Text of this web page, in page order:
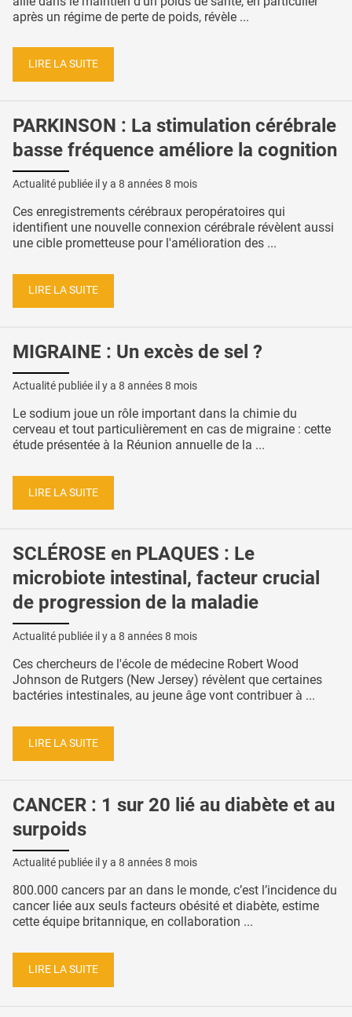
après un régime de perte de poids, révèle ...
LIRE LA SUITE
PARKINSON : La stimulation cérébrale
basse fréquence améliore la cognition
Actualité publiée il y a 8 années 8 mois
Ces enregistrements cérébraux peropératoires qui
identifient une nouvelle connexion cérébrale révèlent aussi
une cible prometteuse pour l'amélioration des ...
LIRE LA SUITE
MIGRAINE : Un excès de sel ?
Actualité publiée il y a 8 années 8 mois
Le sodium joue un rôle important dans la chimie du
cerveau et tout particulièrement en cas de migraine : cette
étude présentée à la Réunion annuelle de la ...
LIRE LA SUITE
SCLÉROSE en PLAQUES : Le
microbiote intestinal, facteur crucial
de progression de la maladie
Actualité publiée il y a 8 années 8 mois
Ces chercheurs de l'école de médecine Robert Wood
Johnson de Rutgers (New Jersey) révèlent que certaines
bactéries intestinales, au jeune âge vont contribuer à ...
LIRE LA SUITE
CANCER : 1 sur 20 lié au diabète et au
surpoids
Actualité publiée il y a 8 années 8 mois
800.000 cancers par an dans le monde, c’est l’incidence du
cancer liée aux seuls facteurs obésité et diabète, estime
cette équipe britannique, en collaboration ...
LIRE LA SUITE